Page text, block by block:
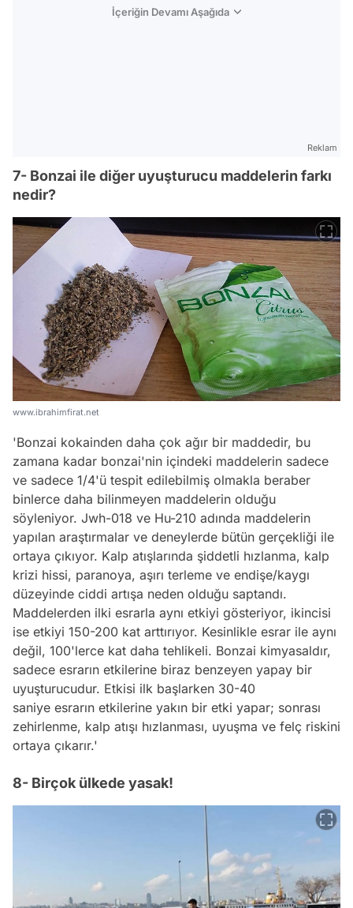
İçeriğin Devamı Aşağıda
Reklam
7- Bonzai ile diğer uyuşturucu maddelerin farkı
nedir?
www.ibrahimfirat.net
'Bonzai kokainden daha çok ağır bir maddedir, bu
zamana kadar bonzai'nin içindeki maddelerin sadece
ve sadece 1/4'ü tespit edilebilmiş olmakla beraber
binlerce daha bilinmeyen maddelerin olduğu
söyleniyor. Jwh-018 ve Hu-210 adında maddelerin
yapılan araştırmalar ve deneylerde bütün gerçekliği ile
ortaya çıkıyor. Kalp atışlarında şiddetli hızlanma, kalp
krizi hissi, paranoya, aşırı terleme ve endişe/kaygı
düzeyinde ciddi artışa neden olduğu saptandı.
Maddelerden ilki esrarla aynı etkiyi gösteriyor, ikincisi
ise etkiyi 150-200 kat arttırıyor. Kesinlikle esrar ile aynı
değil, 100'lerce kat daha tehlikeli. Bonzai kimyasaldır,
sadece esrarın etkilerine biraz benzeyen yapay bir
uyuşturucudur. Etkisi ilk başlarken 30-40
saniye esrarın etkilerine yakın bir etki yapar; sonrası
zehirlenme, kalp atışı hızlanması, uyuşma ve felç riskini
ortaya çıkarır.'
8- Birçok ülkede yasak!